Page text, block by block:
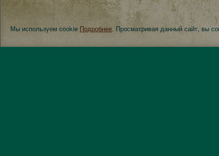
Мы используем cookieПодробнее. Просматривая данный сайт, вы